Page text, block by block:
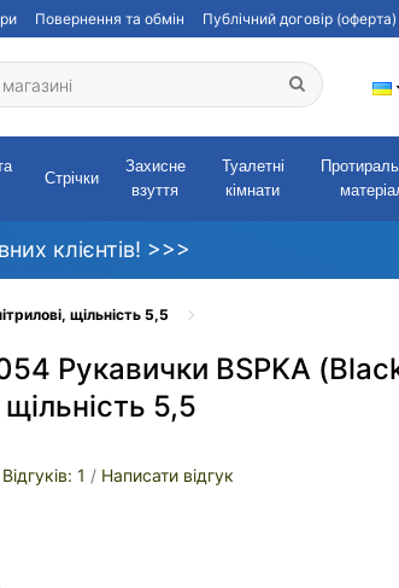
Повернення та обмін Публічний договір (оферта)
Стрічки
Захисне
взуття
Туалетні
кімнати
клієнтів! >>>
щільність 5,5
Рукавички BSPKA
щільність 5,5
Відгуків: 1 / Написати відгук